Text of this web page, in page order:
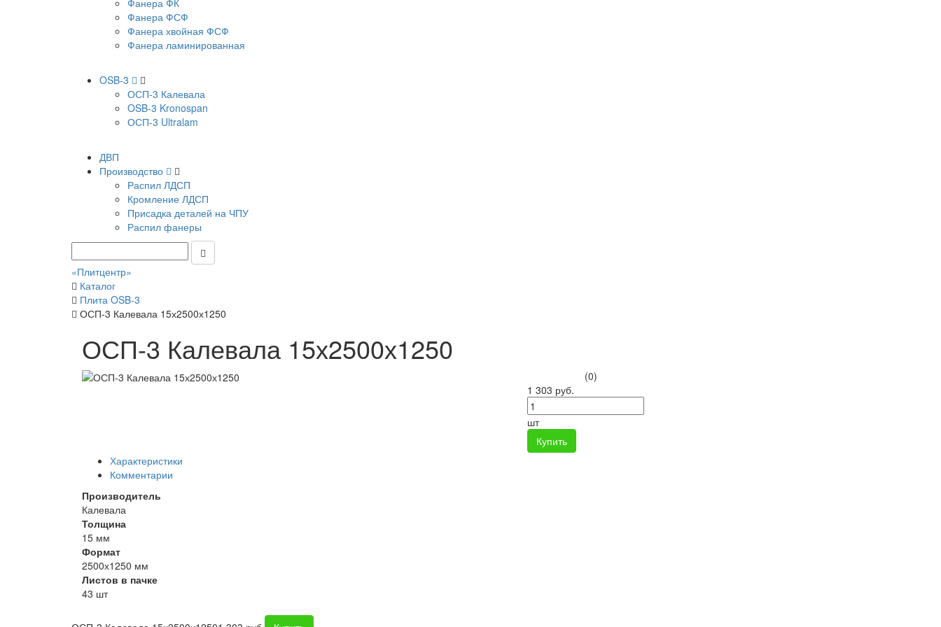
Фанера ФК
Фанера ФСФ
Фанера хвойная ФСФ
Фанера ламинированная
OSB-3
ОСП-3 Калевала
OSB-3 Kronospan
ОСП-3 Ultralam
ДВП
Производство
Распил ЛДСП
Кромление ЛДСП
Присадка деталей на ЧПУ
Распил фанеры
«Плитцентр»
Каталог
Плита OSB-3
ОСП-3 Калевала 15х2500х1250
ОСП-3 Калевала 15х2500х1250
(0)
1 303 руб.
шт
Купить
Характеристики
Комментарии
Производитель
Калевала
Толщина
15 мм
Формат
2500х1250 мм
Листов в пачке
43 шт